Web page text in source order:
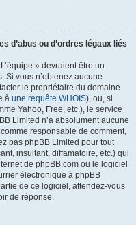
d’abus ou d’ordres légaux liés
» devraient être un
Si vous n’obtenez aucune
le propriétaire du domaine
à une requête WHOIS), ou, si
Yahoo, Free, etc.), le service
Limited n’a absolument aucune
responsable de comment,
pas phpBB Limited pour tout
insultant, diffamatoire, etc.) qui
de phpBB.com ou le logiciel
électronique à phpBB
de ce logiciel, attendez-vous
de réponse.